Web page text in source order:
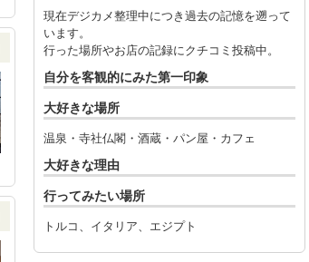
現在デジカメ整理中につき過去の記憶を遡って
います。
行った場所やお店の記録にクチコミ投稿中。
自分を客観的にみた第一印象
大好きな場所
温泉・寺社仏閣・酒蔵・パン屋・カフェ
大好きな理由
行ってみたい場所
トルコ、イタリア、エジプト